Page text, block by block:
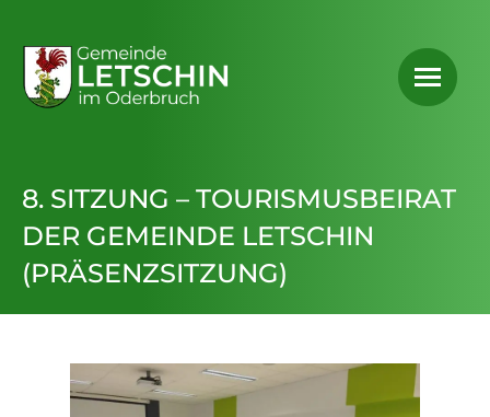
8. SITZUNG – TOURISMUSBEIRAT
DER GEMEINDE LETSCHIN
(PRÄSENZSITZUNG)